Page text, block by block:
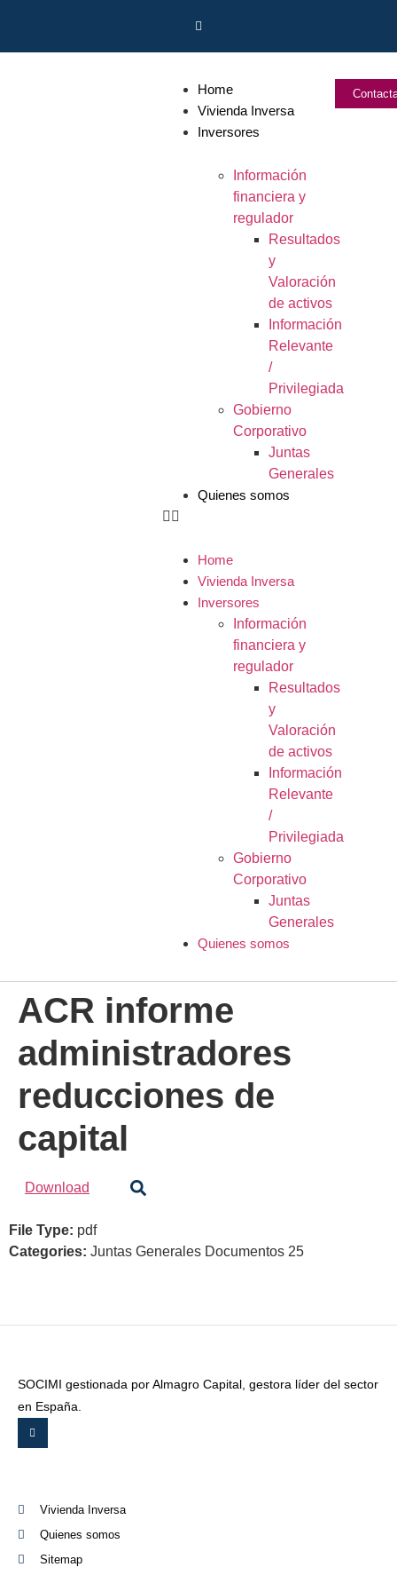
Home
Vivienda Inversa
Inversores
Información
financiera y
regulador
Resultados
y
Valoración
de activos
Información
Relevante
/
Privilegiada
Gobierno
Corporativo
Juntas
Generales
Quienes somos
Home
Vivienda Inversa
Inversores
Información
financiera y
regulador
Resultados
y
Valoración
de activos
Información
Relevante
/
Privilegiada
Gobierno
Corporativo
Juntas
Generales
Quienes somos
ACR informe
administradores
reducciones de
capital
Download
File Type: pdf
Categories: Juntas Generales Documentos 25
SOCIMI gestionada por Almagro Capital, gestora líder del sector
en España.
Vivienda Inversa
Quienes somos
Sitemap